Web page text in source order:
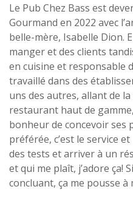
Le Pub Chez Bass est
Gourmand en 2022 avec
belle-mère, Isabelle Dion.
manger et des clients
en cuisine et responsable
travaillé dans des
uns des autres, allant de
restaurant haut de
bonheur de concevoir ses
préférée, c’est le service
des tests et arriver à un
et qui me plaît, j’adore ça!
concluant, ça me pousse à